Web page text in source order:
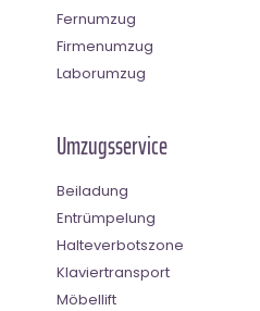
Fernumzug
Firmenumzug
Laborumzug
Umzugsservice
Beiladung
Entrümpelung
Halteverbotszone
Klaviertransport
Möbellift